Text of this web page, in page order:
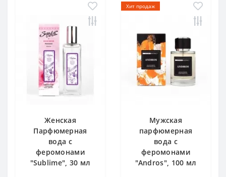
Женская
Парфюмерная
вода с
феромонами
"Sublime", 30 мл
Хит продаж
Мужская
парфюмерная
вода с
феромонами
"Andros", 100 мл